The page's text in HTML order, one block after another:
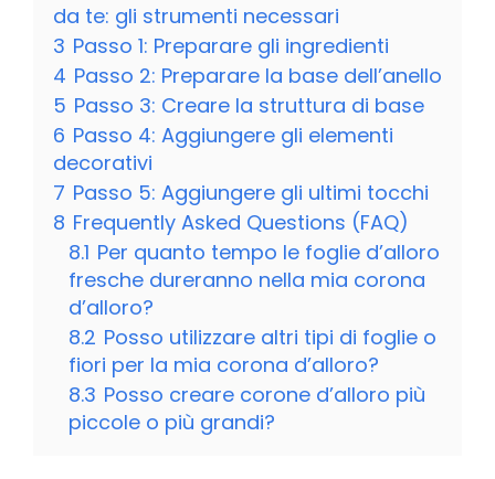
da te: gli strumenti necessari
3 Passo 1: Preparare gli ingredienti
4 Passo 2: Preparare la base dell’anello
5 Passo 3: Creare la struttura di base
6 Passo 4: Aggiungere gli elementi
decorativi
7 Passo 5: Aggiungere gli ultimi tocchi
8 Frequently Asked Questions (FAQ)
8.1 Per quanto tempo le foglie d’alloro
fresche dureranno nella mia corona
d’alloro?
8.2 Posso utilizzare altri tipi di foglie o
fiori per la mia corona d’alloro?
8.3 Posso creare corone d’alloro più
piccole o più grandi?